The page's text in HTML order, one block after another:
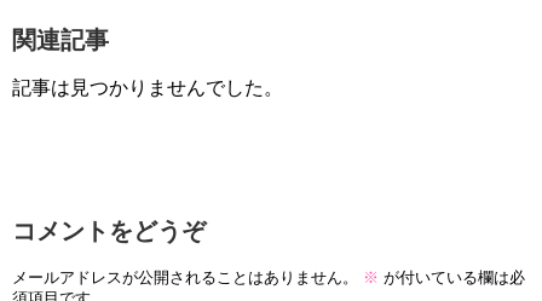
関連記事
記事は見つかりませんでした。
コメントをどうぞ
メールアドレスが公開されることはありません。 ※ が付いている欄は必